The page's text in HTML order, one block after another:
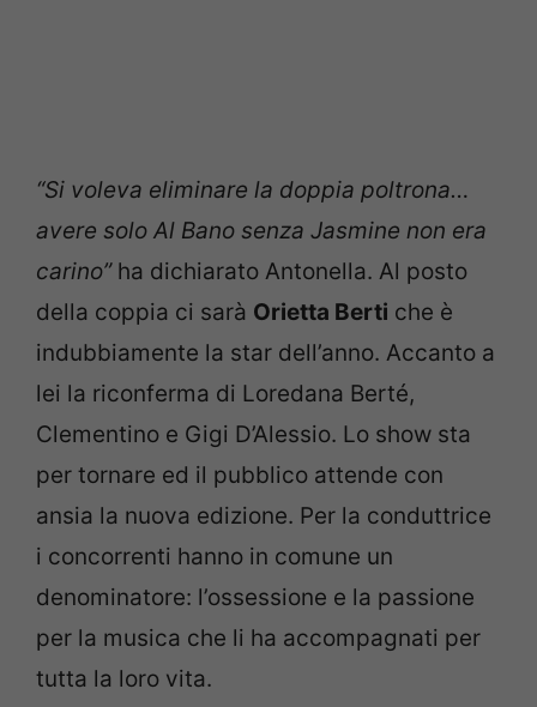
“Si voleva eliminare la doppia poltrona…
avere solo Al Bano senza Jasmine non era
carino”ha dichiarato Antonella. Al posto
della coppia ci sarà Orietta Berti che è
indubbiamente la star dell’anno. Accanto a
lei la riconferma di Loredana Berté,
Clementino e Gigi D’Alessio. Lo show sta
per tornare ed il pubblico attende con
ansia la nuova edizione. Per la conduttrice
i concorrenti hanno in comune un
denominatore: l’ossessione e la passione
per la musica che li ha accompagnati per
tutta la loro vita.